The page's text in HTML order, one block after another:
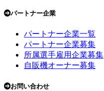
パートナー企業
パートナー企業一覧
パートナー企業募集
所属選手雇用企業募集
自販機オーナー募集
お問い合わせ